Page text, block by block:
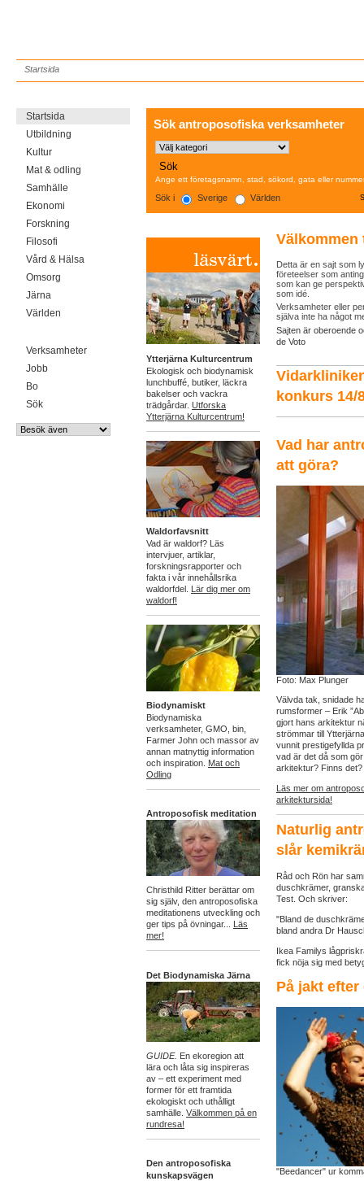
Startsida
Startsida
Utbildning
Kultur
Mat & odling
Samhälle
Ekonomi
Forskning
Filosofi
Vård & Hälsa
Omsorg
Järna
Världen
Verksamheter
Jobb
Bo
Sök
Sök antroposofiska verksamheter
Ange ett företagsnamn, stad, sökord, gata eller
Sök i Sverige Världen
Ytterjärna Kulturcentrum
Ekologisk och biodynamisk
lunchbuffé, butiker, läckra
bakelser och vackra
trädgårdar. Utforska
Ytterjärna Kulturcentrum!
Waldorfavsnitt
Vad är waldorf? Läs
intervjuer, artiklar,
forskningsrapporter och
fakta i vår innehållsrika
waldorfdel.
Lär dig mer om
waldorf!
Biodynamiskt
Biodynamiska
verksamheter, GMO, bin,
Farmer John och massor av
annan matnyttig information
och inspiration. Mat och
Odling
Antroposofisk meditation
Christhild Ritter berättar om
sig själv, den antroposofiska
meditationens utveckling och
ger tips på övningar... Läs
mer!
Det Biodynamiska Järna
GUIDE. En ekoregion att
lära och låta sig inspireras
av – ett experiment med
former för ett framtida
ekologiskt och uthålligt
samhälle. Välkommen på en
rundresa!
Den antroposofiska
kunskapsvägen
Detta är en sajt som
företeelser som
som kan ge
som idé.
Verksamheter eller
själva inte ha något
Sajten är oberoende
de Voto
konkurs 14/
Vad har
att göra?
Foto: Max Plunger
Välvda tak, snidade
rumsformer – Erik
gjort hans arkitektur
strömmar till
vunnit prestigefyllda
vad är det då som
arkitektur? Finns det?
Läs mer om
arkitektursida!
Naturlig
slår
Råd och Rön har
duschkrämer,
Test. Och skriver:
"Bland de
bland andra Dr
Ikea Familys
fick nöja sig med
På jakt
"Beedancer" ur